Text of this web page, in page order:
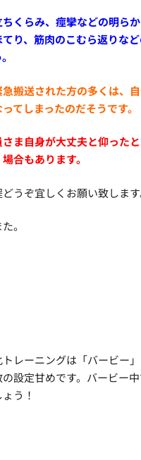
くらみ、痙攣などの明ら
り、筋肉のこむら返りな
搬送された方の多くは、
てしまったのだそうです。
ま自身が大丈夫と仰った
合もあります。
うぞ宜しくお願い致します
。
レーニングは「バービー
設定甘めです。バービー
う！